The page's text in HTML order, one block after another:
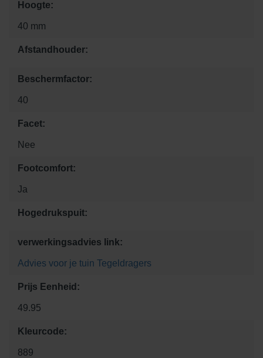
Hoogte:
40 mm
Afstandhouder:
Beschermfactor:
40
Facet:
Nee
Footcomfort:
Ja
Hogedrukspuit:
verwerkingsadvies link:
Advies voor je tuin Tegeldragers
Prijs Eenheid:
49.95
Kleurcode:
889